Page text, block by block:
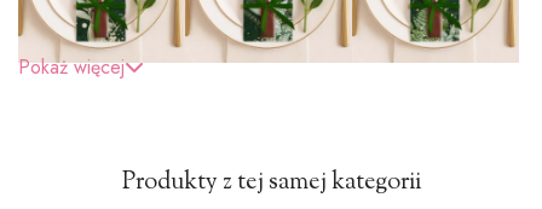
Pokaż więcej
Produkty z tej samej kategorii